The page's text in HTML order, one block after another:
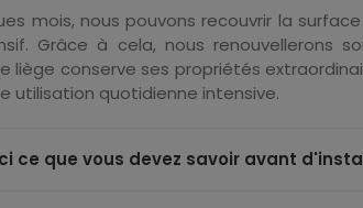
mois, nous pouvons recouvrir la
Grâce à cela, nous renouvellerons
liège conserve ses propriétés
utilisation quotidienne intensive.
ce que vous devez savoir avant